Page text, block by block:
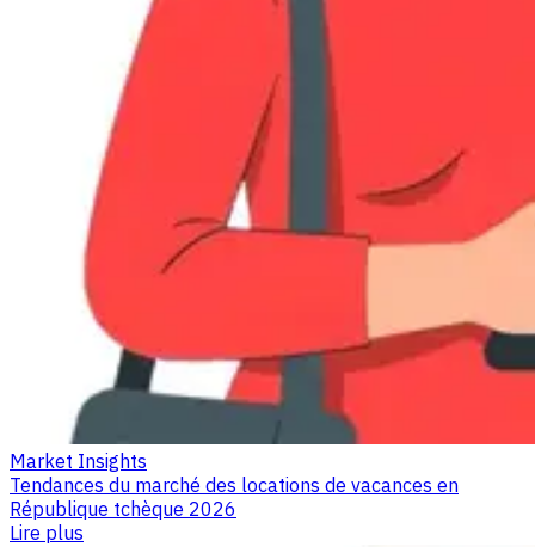
Market Insights
Tendances du marché des locations de vacances en
République tchèque 2026
Lire plus